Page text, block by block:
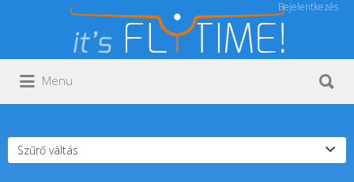
Bejelentkezés
Keresés:
Menu
Szűrő váltás